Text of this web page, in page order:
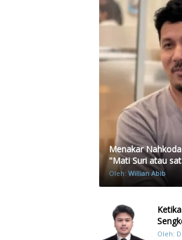
Menakar
"Mati Suri atau
Oleh: Willian Abib
Oleh: